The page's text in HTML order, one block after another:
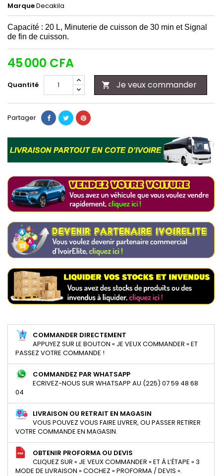
MarqueDecakila
Capacité : 20 L, Minuterie de cuisson de 30 min et Signal
de fin de cuisson.
45 000 CFA
Quantité  Je veux commander
Partager
COMMANDER DIRECTEMENT
APPUYEZ SUR LE BOUTON « JE VEUX COMMANDER » ET
PASSEZ VOTRE COMMANDE !
COMMANDEZ PAR WHATSAPP
ECRIVEZ-NOUS SUR WHATSAPP AU (225) 07 59 48 68
04
LIVRAISON OU RETRAIT EN MAGASIN
VOUS POUVEZ VOUS FAIRE LIVRER, OU PASSER RETIRER
VOTRE COMMANDE EN MAGASIN.
OBTENIR PROFORMA OU DEVIS
CLIQUEZ SUR « JE VEUX COMMANDER » ET À L’ÉTAPE « 3
MODE DE LIVRAISON » COCHEZ « PROFORMA / DEVIS ».